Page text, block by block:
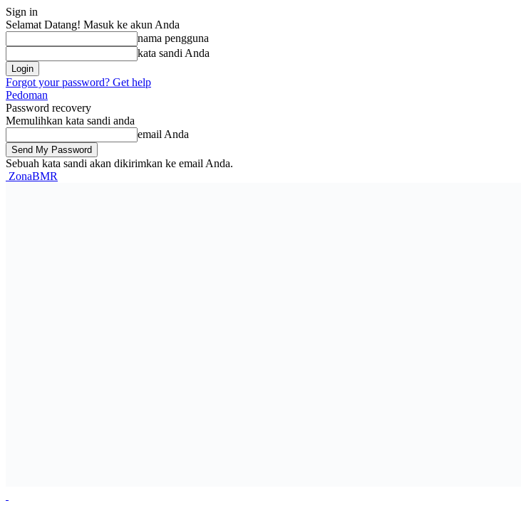
Sign in
Selamat Datang! Masuk ke akun Anda
nama pengguna
kata sandi Anda
Forgot your password? Get help
Pedoman
Password recovery
Memulihkan kata sandi anda
email Anda
Sebuah kata sandi akan dikirimkan ke email Anda.
ZonaBMR